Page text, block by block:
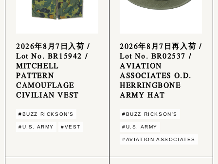
2026年8月7日入荷 /
Lot No. BR15942 /
MITCHELL
PATTERN
CAMOUFLAGE
CIVILIAN VEST
#BUZZ RICKSON'S
#U.S. ARMY #VEST
2026年8月7日再入荷 /
Lot No. BR02537 /
AVIATION
ASSOCIATES O.D.
HERRINGBONE
ARMY HAT
#BUZZ RICKSON'S
#U.S. ARMY
#AVIATION ASSOCIATES